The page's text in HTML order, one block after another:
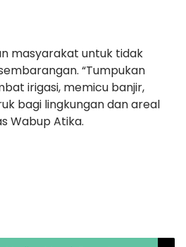
masyarakat untuk tidak
“Tumpukan
irigasi, memicu banjir,
bagi lingkungan dan areal
Wabup Atika.